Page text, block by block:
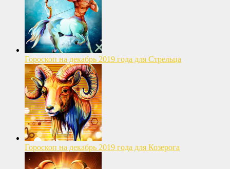
Гороскоп на декабрь 2019 года для Стрельца
Гороскоп на декабрь 2019 года для Козерога